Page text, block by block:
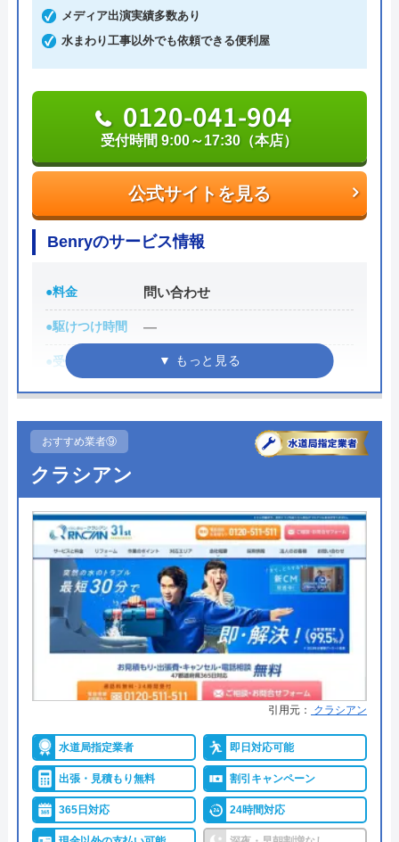
メディア出演実績多数あり
水まわり工事以外でも依頼できる便利屋
公式サイトを見る
0120-041-904
受付時間 9:00～17:30（本店）
Benryのサービス情報
●料金 問い合わせ
●駆けつけ時間 ―
●受付時間
●定休日 ―
●累計実績
●保証・保険
詳細は公式HPでご確認ください
Benryがおすすめの理由
Benry（ベンリー）は、自宅で発生したさまざまな
困りごとを相談できる業者です。具体的な料金を知
りたい場合は、問い合わせが必要です。見積もりは
無料であり、料金や内容に納得できない場合はキャ
ンセルしても構いません。その場合、料金は発生し
深夜や早朝にも対応していますが、追加料金が発生
する可能性があります。また、支払い方法は基本的
に現金払いであるため、依頼する際は手元に現金を
用意しておく必要があります。
おすすめ業者⑨
クラシアン
引用元： クラシアン
水道局指定業者 即日対応可能
出張・見積もり無料 割引キャンペーン
365日対応 24時間対応